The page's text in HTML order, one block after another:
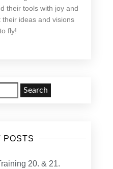
their tools with joy and
ideas and visions
fly!
POSTS
20. & 21.